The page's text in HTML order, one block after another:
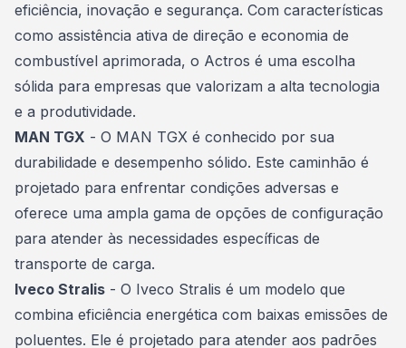
eficiência, inovação e segurança. Com características
como assistência ativa de direção e economia de
combustível aprimorada, o Actros é uma escolha
sólida para empresas que valorizam a alta tecnologia
e a produtividade.
MAN TGX - O MAN TGX é conhecido por sua
durabilidade e desempenho sólido. Este caminhão é
projetado para enfrentar condições adversas e
oferece uma ampla gama de opções de configuração
para atender às necessidades específicas de
transporte de carga.
Iveco Stralis - O Iveco Stralis é um modelo que
combina eficiência energética com baixas emissões de
poluentes. Ele é projetado para atender aos padrões